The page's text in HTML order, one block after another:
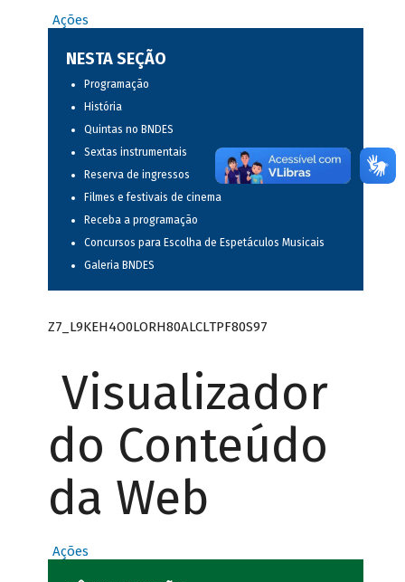
Ações
NESTA SEÇÃO
Programação
História
Quintas no BNDES
Sextas instrumentais
Reserva de ingressos
Filmes e festivais de cinema
Receba a programação
Concursos para Escolha de Espetáculos Musicais
Galeria BNDES
Z7_L9KEH4O0LORH80ALCLTPF80S97
Visualizador
do Conteúdo
da Web
Ações